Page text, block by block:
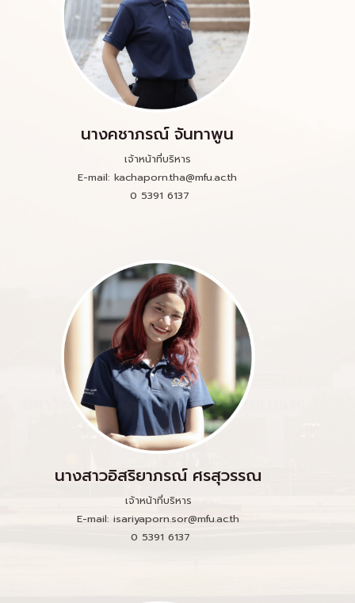
นางคชาภรณ์ จันทาพูน
เจ้าหน้าที่บริหาร
E-mail: kachaporn.tha@mfu.ac.th
0 5391 6137
นางสาวอิสริยาภรณ์ ศรสุวรรณ
เจ้าหน้าที่บริหาร
E-mail: isariyaporn.sor@mfu.ac.th
0 5391 6137